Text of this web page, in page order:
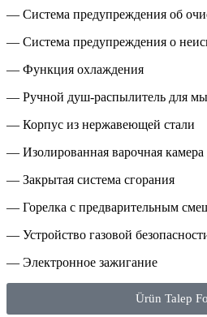
— Система предупреждения об
— Система предупреждения о
— Функция охлаждения
— Ручной душ-распылитель для
— Корпус из нержавеющей стали
— Изолированная варочная камера
— Закрытая система сгорания
— Горелка с предварительным
— Устройство газовой
— Электронное зажигание
Ürün Talep